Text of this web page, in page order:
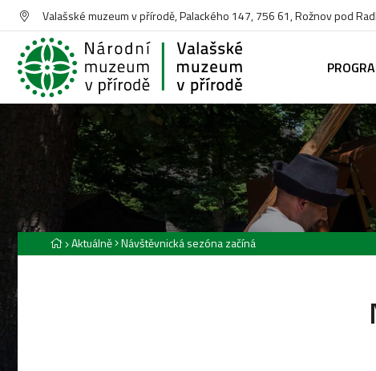
Valašské muzeum v přírodě, Palackého 147, 756 61, Rožnov pod
Aktuálně Návštěvnická sezóna začíná